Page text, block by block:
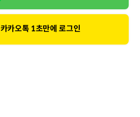
카카오톡 1초만에 로그인